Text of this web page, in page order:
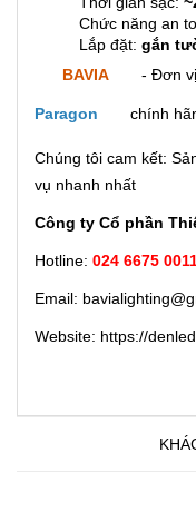
Chức năng an
Lắp đặt: gắn
BAVIA
- Đơn vị
Paragon chính
Chúng tôi cam kết:
vụ nhanh nhất
Công ty Cổ phần
Hotline: 024 6675
Email:
Website: https://